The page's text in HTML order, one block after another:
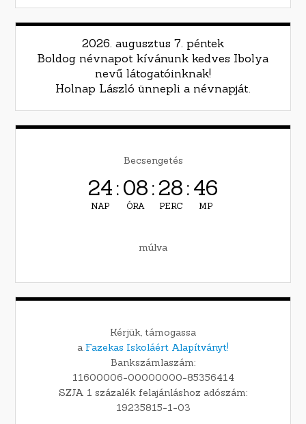
2026. augusztus 7. péntek
Boldog névnapot kívánunk kedves Ibolya
nevű látogatóinknak!
Holnap László ünnepli a névnapját.
Becsengetés
24
NAP
:08
ÓRA
:28
PERC
:45
MP
múlva
Kérjük, támogassa
a Fazekas Iskoláért Alapítványt!
Bankszámlaszám:
11600006-00000000-85356414
SZJA 1 százalék felajánláshoz adószám:
19235815-1-03